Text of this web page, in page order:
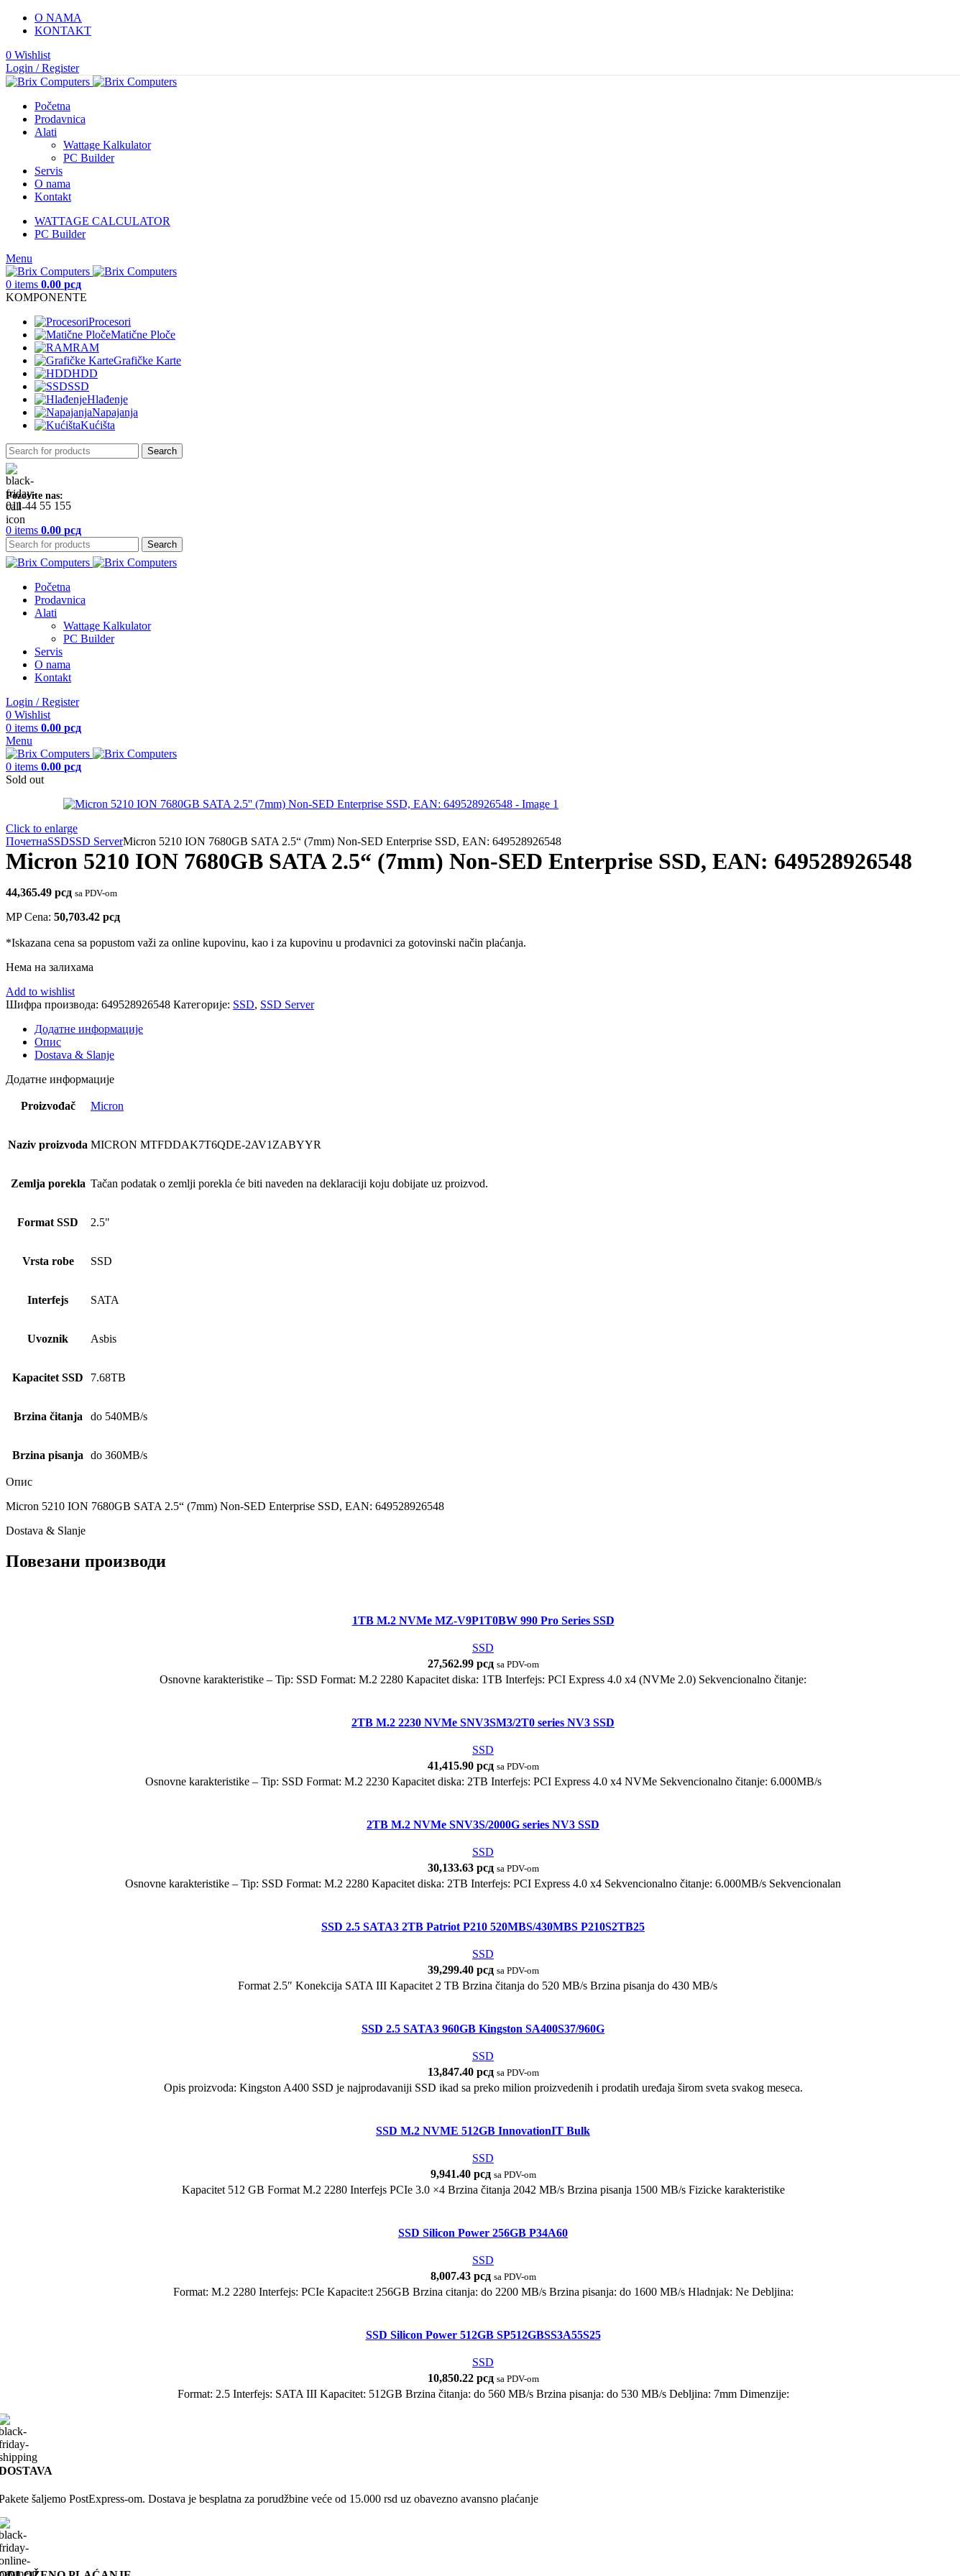
O NAMA
KONTAKT
0 Wishlist
Login / Register
Početna
Prodavnica
Alati
Wattage Kalkulator
PC Builder
Servis
O nama
Kontakt
WATTAGE CALCULATOR
PC Builder
Menu
0 items 0.00 рсд
KOMPONENTE
Procesori
Matične Ploče
RAM
Grafičke Karte
HDD
SSD
Hlađenje
Napajanja
Kućišta
Search
Pozovite nas:
011 44 55 155
0 items 0.00 рсд
Search
Početna
Prodavnica
Alati
Wattage Kalkulator
PC Builder
Servis
O nama
Kontakt
Login / Register
0 Wishlist
0 items 0.00 рсд
Menu
0 items 0.00 рсд
Sold out
Click to enlarge
ПочетнаSSDSSD ServerMicron 5210 ION 7680GB SATA 2.5“ (7mm) Non-SED Enterprise SSD, EAN: 649528926548
Micron 5210 ION 7680GB SATA 2.5“ (7mm) Non-SED Enterprise SSD, EAN: 649528926548
44,365.49 рсд sa PDV-om
MP Cena: 50,703.42 рсд
*Iskazana cena sa popustom važi za online kupovinu, kao i za kupovinu u prodavnici za gotovinski način plaćanja.
Нема на залихама
Add to wishlist
Шифра производа: 649528926548 Категорије: SSD, SSD Server
Додатне информације
Опис
Dostava & Slanje
Додатне информације
Proizvođač Micron
Naziv proizvoda MICRON MTFDDAK7T6QDE-2AV1ZABYYR
Zemlja porekla Tačan podatak o zemlji porekla će biti naveden na deklaraciji koju dobijate uz proizvod.
Format SSD 2.5"
Vrsta robe SSD
Interfejs SATA
Uvoznik Asbis
Kapacitet SSD 7.68TB
Brzina čitanja do 540MB/s
Brzina pisanja do 360MB/s
Опис
Micron 5210 ION 7680GB SATA 2.5“ (7mm) Non-SED Enterprise SSD, EAN: 649528926548
Dostava & Slanje
Повезани производи
1TB M.2 NVMe MZ-V9P1T0BW 990 Pro Series SSD
SSD
27,562.99 рсд sa PDV-om
Osnovne karakteristike – Tip: SSD Format: M.2 2280 Kapacitet diska: 1TB Interfejs: PCI Express 4.0 x4 (NVMe 2.0) Sekvencionalno čitanje:
2TB M.2 2230 NVMe SNV3SM3/2T0 series NV3 SSD
SSD
41,415.90 рсд sa PDV-om
Osnovne karakteristike – Tip: SSD Format: M.2 2230 Kapacitet diska: 2TB Interfejs: PCI Express 4.0 x4 NVMe Sekvencionalno čitanje: 6.000MB/s
2TB M.2 NVMe SNV3S/2000G series NV3 SSD
SSD
30,133.63 рсд sa PDV-om
Osnovne karakteristike – Tip: SSD Format: M.2 2280 Kapacitet diska: 2TB Interfejs: PCI Express 4.0 x4 Sekvencionalno čitanje: 6.000MB/s Sekvencionalan
SSD 2.5 SATA3 2TB Patriot P210 520MBS/430MBS P210S2TB25
SSD
39,299.40 рсд sa PDV-om
Format 2.5″ Konekcija SATA III Kapacitet 2 TB Brzina čitanja do 520 MB/s Brzina pisanja do 430 MB/s
SSD 2.5 SATA3 960GB Kingston SA400S37/960G
SSD
13,847.40 рсд sa PDV-om
Opis proizvoda: Kingston A400 SSD je najprodavaniji SSD ikad sa preko milion proizvedenih i prodatih uređaja širom sveta svakog meseca.
SSD M.2 NVME 512GB InnovationIT Bulk
SSD
9,941.40 рсд sa PDV-om
Kapacitet 512 GB Format M.2 2280 Interfejs PCIe 3.0 ×4 Brzina čitanja 2042 MB/s Brzina pisanja 1500 MB/s Fizicke karakteristike
SSD Silicon Power 256GB P34A60
SSD
8,007.43 рсд sa PDV-om
Format: M.2 2280 Interfejs: PCIe Kapacite:t 256GB Brzina citanja: do 2200 MB/s Brzina pisanja: do 1600 MB/s Hladnjak: Ne Debljina:
SSD Silicon Power 512GB SP512GBSS3A55S25
SSD
10,850.22 рсд sa PDV-om
Format: 2.5 Interfejs: SATA III Kapacitet: 512GB Brzina čitanja: do 560 MB/s Brzina pisanja: do 530 MB/s Debljina: 7mm Dimenzije:
šaljemo PostExpress-om. Dostava je besplatna za porudžbine veće od 15.000 rsd uz obavezno avansno plaćanje